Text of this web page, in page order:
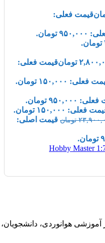
قیمت فعلی:
تومان.
تومانقیمت فعلی:
فعلی: ۱۵۰,۰۰۰ تومان.
۹۵۰,۰۰۰ تومان.
فعلی: ۱۵۰,۰۰۰ تومان.
تومان قیمت اصلی:
آموزشی هوانوردی، دانشجویان،